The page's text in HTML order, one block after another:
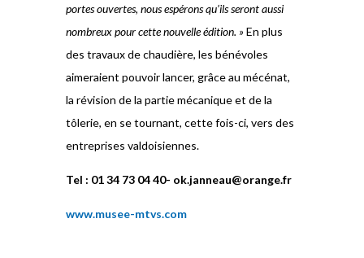
portes ouvertes, nous espérons qu’ils seront aussi
nombreux pour cette nouvelle édition. »En plus
des travaux de chaudière, les bénévoles
aimeraient pouvoir lancer, grâce au mécénat,
la révision de la partie mécanique et de la
tôlerie, en se tournant, cette fois-ci, vers des
entreprises valdoisiennes.
Tel : 01 34 73 04 40- ok.janneau@orange.fr
www.musee-mtvs.com